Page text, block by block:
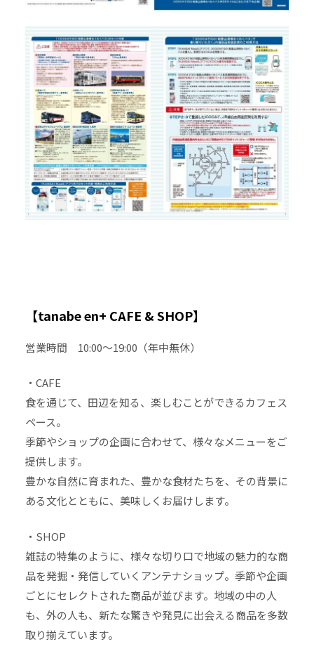
【tanabe en+ CAFE & SHOP】
営業時間 10:00～19:00（年中無休）
・CAFE
食を通じて、田辺を知る、楽しむことができるカフェス
ペース。
季節やショップの企画に合わせて、様々なメニューをご
提供します。
豊かな自然に育まれた、豊かな食材たちを、その背景に
ある文化とともに、美味しくお届けします。
・SHOP
雑誌の特集のように、様々な切り口で地域の魅力的な商
品を発掘・発信していくアンテナショップ。季節や企画
ごとにセレクトされた商品が並びます。地域の中の人
も、外の人も、新たな驚きや発見に出会える商品を多数
取り揃えています。